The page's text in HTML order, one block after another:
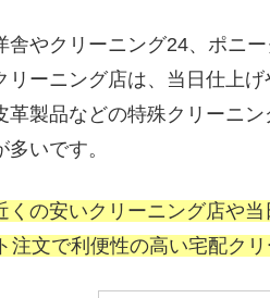
舎やクリーニング24、ポニ
リーニング店は、当日仕上
革製品などの特殊クリーニ
いです。
くの安いクリーニング店や
注文で利便性の高い宅配ク